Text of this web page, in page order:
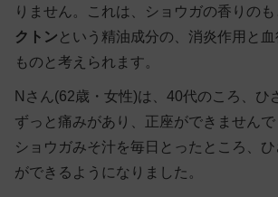
りません。これは、ショウガの香りのも
クトン という精油成分の、消炎作用と
ものと考えられます。
Nさん(62歳・女性)は、40代のころ、ひ
ずっと痛みがあり、正座ができませんで
ショウガみそ汁を毎日とったところ、
ができるようになりました。